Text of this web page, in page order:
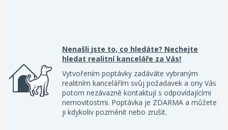
Nenašli jste to, co hledáte? Nechejte
hledat realitní kanceláře za Vás!
Vytvořením poptávky zadáváte vybraným
realitním kancelářím svůj požadavek a ony Vás
potom nezávazně kontaktují s odpovídajícími
nemovitostmi. Poptávka je ZDARMA a můžete
ji kdykoliv pozměnit nebo zrušit.